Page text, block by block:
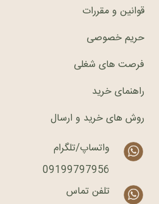
قوانین و مقررات
حریم خصوصی
فرصت های شغلی
راهنمای خرید
روش های خرید و ارسال
واتساپ/تلگرام
09199797956
تلفن تماس